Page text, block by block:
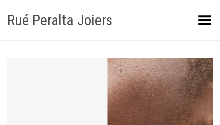
Rué Peralta Joiers Obrir/tancar el menú